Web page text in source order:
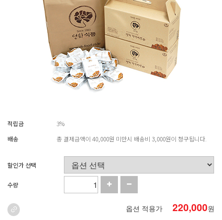
적립금
3%
배송
총 결제금액이 40,000원 미만시 배송비 3,000원이 청구됩니다.
할인가 선택
수량
옵션 적용가 220,000원